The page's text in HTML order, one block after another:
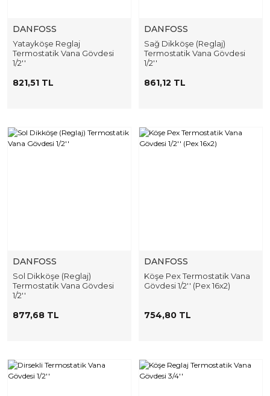
DANFOSS
Yatayköşe Reglaj
Termostatik Vana Gövdesi
1/2''
821,51 TL
DANFOSS
Sağ Dikköşe (Reglaj)
Termostatik Vana Gövdesi
1/2''
861,12 TL
DANFOSS
Sol Dikköşe (Reglaj)
Termostatik Vana Gövdesi
1/2''
877,68 TL
DANFOSS
Köşe Pex Termostatik Vana
Gövdesi 1/2'' (Pex 16x2)
754,80 TL